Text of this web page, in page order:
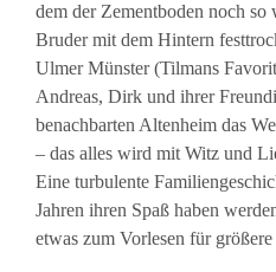
dem der Zementboden noch
Bruder mit dem Hintern
Ulmer Münster (Tilmans
Andreas, Dirk und ihrer
benachbarten Altenheim das
– das alles wird mit Witz und
Eine turbulente
Jahren ihren Spaß haben
etwas zum Vorlesen für